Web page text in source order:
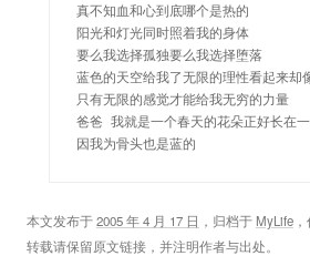
真不知血和心到底哪个是热的
阳光和灯光同时照着我的身体
要么我选择孤独要么我选择堕落
蓝色的天空给我了无限的理性看起来却
只有无限的感觉才能给我无穷的力量
爸爸 我就是一个春天的花朵正好长在
因我为骨头也是蓝的
本文发布于2005 年 4 月 17 日 ，归档于 MyLife
转载请保留原文链接，并注明作者与出处。